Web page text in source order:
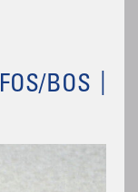
FOS/BOS